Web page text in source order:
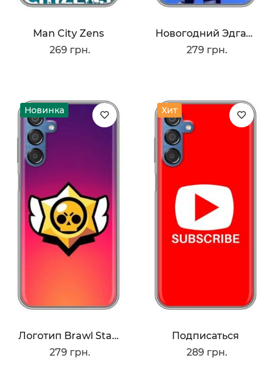
Man City Zens
269 грн.
Новогодний Эдгард
279 грн.
Новинка
Логотип Brawl Stars
279 грн.
Хит
Подписаться
289 грн.